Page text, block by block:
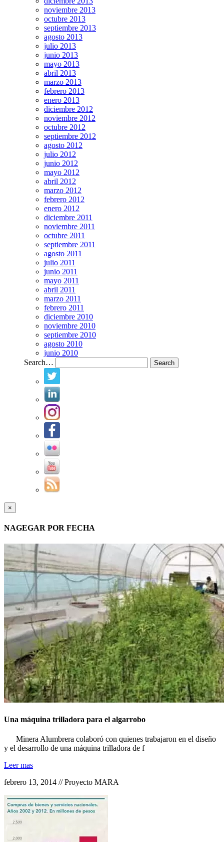
noviembre 2013
octubre 2013
septiembre 2013
agosto 2013
julio 2013
junio 2013
mayo 2013
abril 2013
marzo 2013
febrero 2013
enero 2013
diciembre 2012
noviembre 2012
octubre 2012
septiembre 2012
agosto 2012
julio 2012
junio 2012
mayo 2012
abril 2012
marzo 2012
febrero 2012
enero 2012
diciembre 2011
noviembre 2011
octubre 2011
septiembre 2011
agosto 2011
julio 2011
junio 2011
mayo 2011
abril 2011
marzo 2011
febrero 2011
diciembre 2010
noviembre 2010
septiembre 2010
agosto 2010
junio 2010
Search…
×
NAGEGAR POR FECHA
Una máquina trilladora para el algarrobo
Minera Alumbrera colaboró con quienes trabajaron en el diseño
y el desarrollo de una máquina trilladora de f
Leer mas
febrero 13, 2014 // Proyecto MARA